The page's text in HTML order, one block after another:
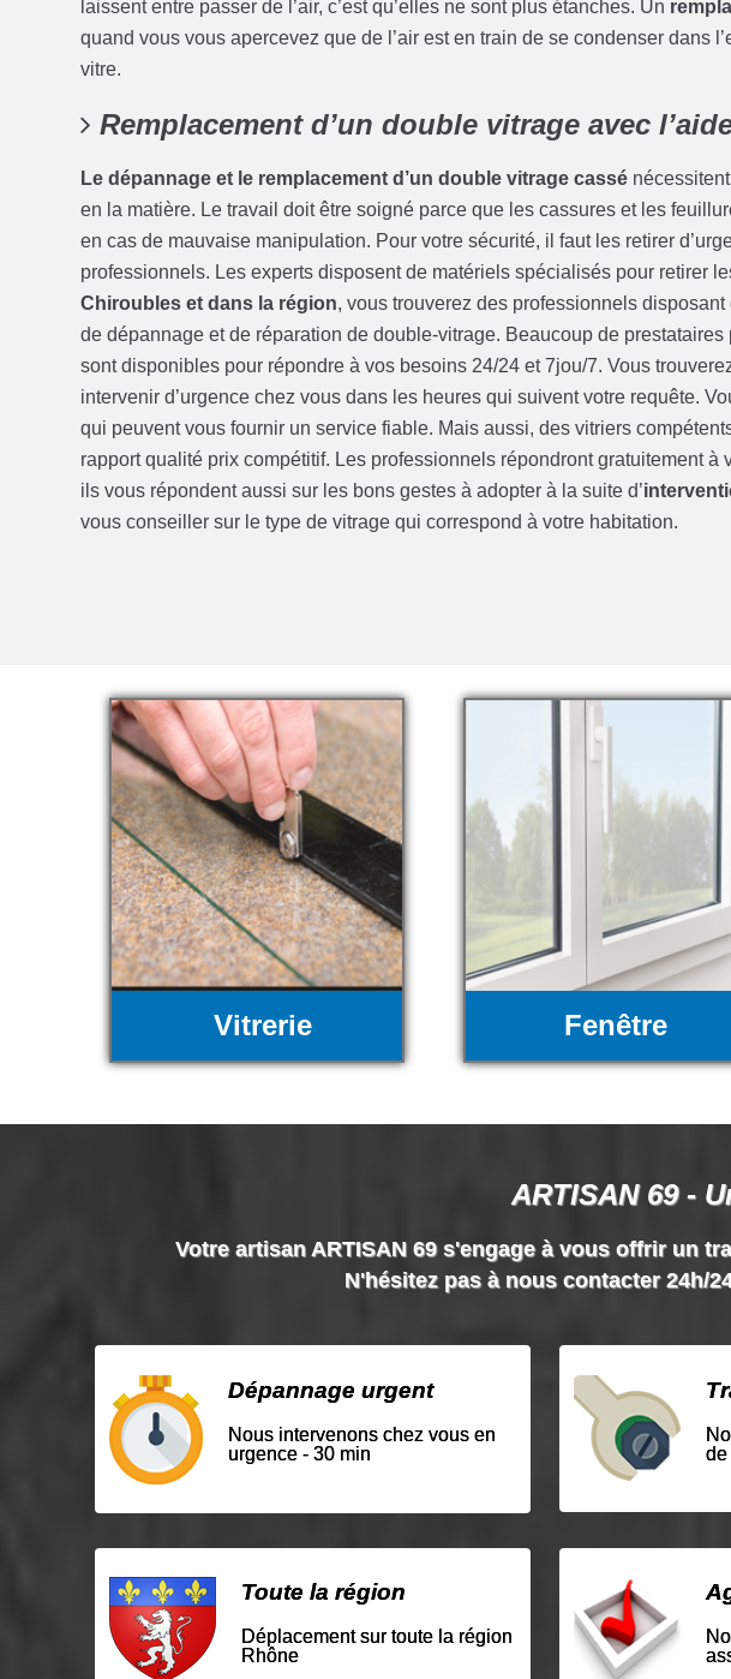
laissent entre passer de l’air, c’est qu’elles ne sont plus étanches. Un
quand vous vous apercevez que de l’air est en train de se condenser dans
vitre.
Remplacement d’un double vitrage avec
Le dépannage et le remplacement d’un double vitrage cassé
en la matière. Le travail doit être soigné parce que les cassures et les
en cas de mauvaise manipulation. Pour votre sécurité, il faut les retirer
professionnels. Les experts disposent de matériels spécialisés pour retirer
Chiroubles et dans la région, vous trouverez des professionnels
de dépannage et de réparation de double-vitrage. Beaucoup de
sont disponibles pour répondre à vos besoins 24/24 et 7jou/7. Vous
intervenir d’urgence chez vous dans les heures qui suivent votre requête.
qui peuvent vous fournir un service fiable. Mais aussi, des vitriers
rapport qualité prix compétitif. Les professionnels répondront gratuitement à
ils vous répondent aussi sur les bons gestes à adopter à la suite d’
vous conseiller sur le type de vitrage qui correspond à votre habitation.
Vitrerie Fenêtre
ARTISAN 69 -
Votre artisan ARTISAN 69 s'engage à vous offrir un
N'hésitez pas à nous contacter 24h/
Dépannage urgent
Nous intervenons chez vous en
urgence - 30 min
de
Toute la région
Déplacement sur toute la région
Rhône